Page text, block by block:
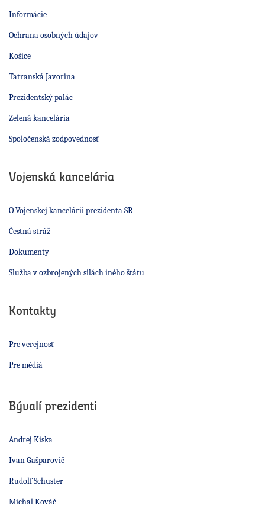
Informácie
Ochrana osobných údajov
Košice
Tatranská Javorina
Prezidentský palác
Zelená kancelária
Spoločenská zodpovednosť
Vojenská kancelária
O Vojenskej kancelárii prezidenta SR
Čestná stráž
Dokumenty
Služba v ozbrojených silách iného štátu
Kontakty
Pre verejnosť
Pre médiá
Bývalí prezidenti
Andrej Kiska
Ivan Gašparovič
Rudolf Schuster
Michal Kováč